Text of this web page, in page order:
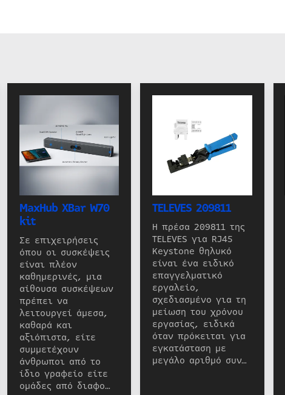
MaxHub XBar W70
kit
Σε επιχειρήσεις
όπου οι συσκέψεις
είναι πλέον
καθημερινές, μια
αίθουσα συσκέψεων
πρέπει να
λειτουργεί άμεσα,
καθαρά και
αξιόπιστα, είτε
συμμετέχουν
άνθρωποι από το
ίδιο γραφείο είτε
ομάδες από διαφο…
TELEVES 209811
Η πρέσα 209811 της
TELEVES για RJ45
Keystone θηλυκό
είναι ένα ειδικό
επαγγελματικό
εργαλείο,
σχεδιασμένο για τη
μείωση του χρόνου
εργασίας, ειδικά
όταν πρόκειται για
εγκατάσταση με
μεγάλο αριθμό συν…